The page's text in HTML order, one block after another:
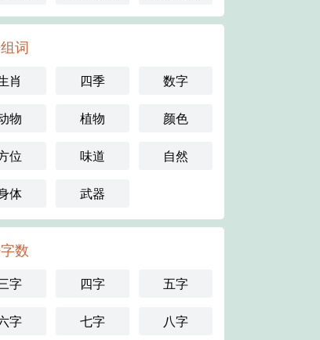
词
肖 四季 数字
物 植物 颜色
位 味道 自然
体 武器
数
字 四字 五字
字 七字 八字